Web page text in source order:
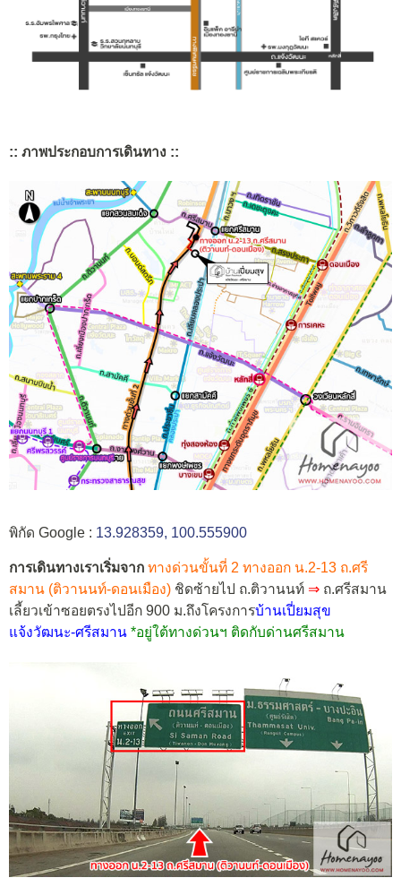
:: ภาพประกอบการเดินทาง ::
พิกัด Google : 13.928359, 100.555900
การเดินทางเราเริ่มจาก ทางด่วนขั้นที่ 2 ทางออก น.2-13 ถ.ศรี
สมาน (ติวานนท์-ดอนเมือง) ชิดซ้ายไป ถ.ติวานนท์ ⇒ ถ.ศรีสมาน
เลี้ยวเข้าซอยตรงไปอีก 900 ม.ถึงโครงการบ้านเปี่ยมสุข
แจ้งวัฒนะ-ศรีสมาน *อยู่ใต้ทางด่วนฯ ติดกับด่านศรีสมาน